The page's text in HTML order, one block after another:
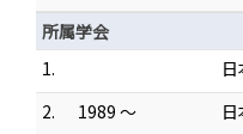
所属学会
1.
2.
1989 ～